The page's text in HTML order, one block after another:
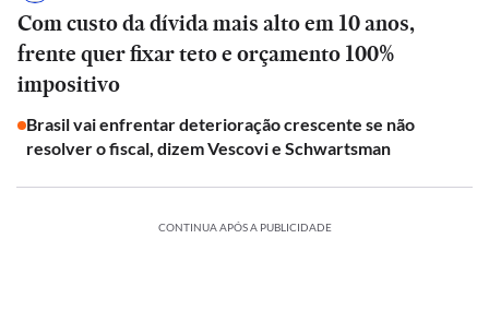
Com custo da dívida mais alto em 10 anos,
frente quer fixar teto e orçamento 100%
impositivo
Brasil vai enfrentar deterioração crescente se não
resolver o fiscal, dizem Vescovi e Schwartsman
CONTINUA APÓS A PUBLICIDADE